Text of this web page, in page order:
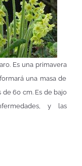
Es una primavera
una masa de
60 cm. Es de bajo
y las